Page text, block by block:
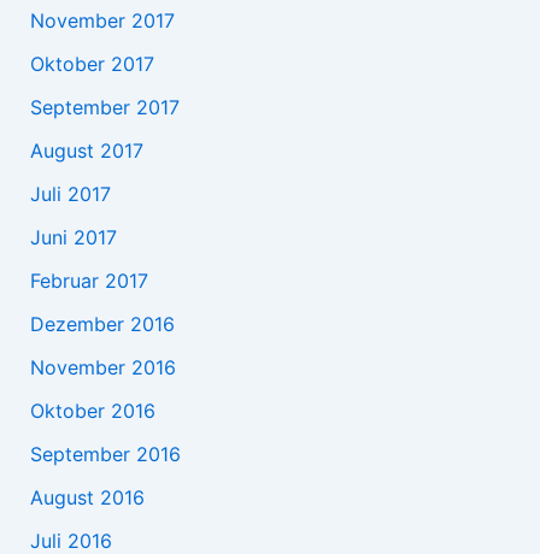
November 2017
Oktober 2017
September 2017
August 2017
Juli 2017
Juni 2017
Februar 2017
Dezember 2016
November 2016
Oktober 2016
September 2016
August 2016
Juli 2016